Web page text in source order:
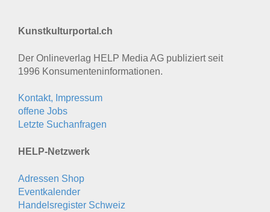
Kunstkulturportal.ch
Der Onlineverlag HELP Media AG publiziert seit
1996 Konsumenten­informationen.
Kontakt, Impressum
offene Jobs
Letzte Suchanfragen
HELP-Netzwerk
Adressen Shop
Eventkalender
Handelsregister Schweiz